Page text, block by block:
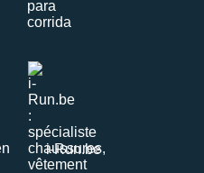
i-Run.be